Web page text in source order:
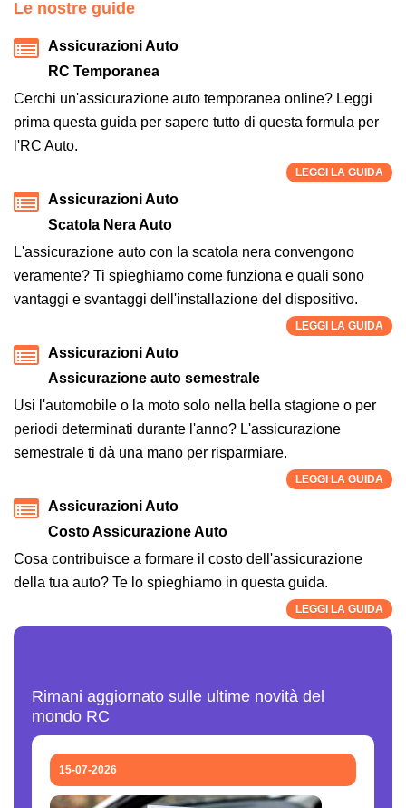
Le nostre guide
Assicurazioni Auto
RC Temporanea
Cerchi un'assicurazione auto temporanea online? Leggi
prima questa guida per sapere tutto di questa formula per
l'RC Auto.
LEGGI LA GUIDA
Assicurazioni Auto
Scatola Nera Auto
L'assicurazione auto con la scatola nera convengono
veramente? Ti spieghiamo come funziona e quali sono
vantaggi e svantaggi dell'installazione del dispositivo.
LEGGI LA GUIDA
Assicurazioni Auto
Assicurazione auto semestrale
Usi l'automobile o la moto solo nella bella stagione o per
periodi determinati durante l'anno? L'assicurazione
semestrale ti dà una mano per risparmiare.
LEGGI LA GUIDA
Assicurazioni Auto
Costo Assicurazione Auto
Cosa contribuisce a formare il costo dell'assicurazione
della tua auto? Te lo spieghiamo in questa guida.
LEGGI LA GUIDA
Rimani aggiornato sulle ultime novità del
mondo RC
15-07-2026